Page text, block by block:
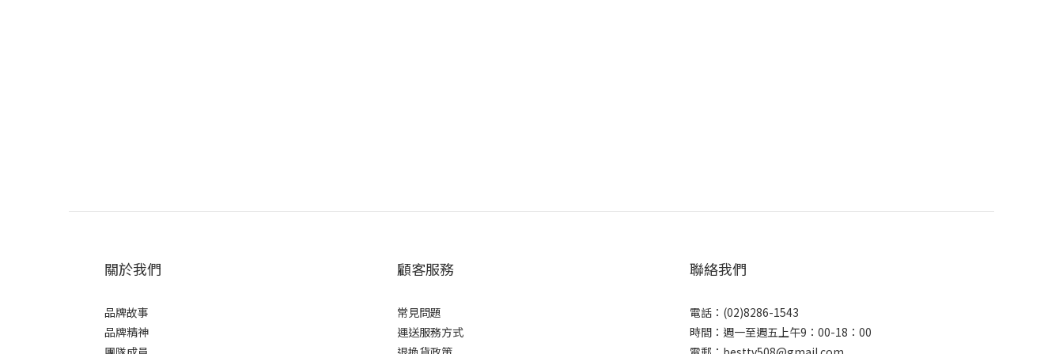
關於我們
品牌故事
品牌精神
顧客服務
常見問題
運送服務方式
聯絡我們
電話：(02)8286-1543
時間：週一至週五上午9：00-18：00